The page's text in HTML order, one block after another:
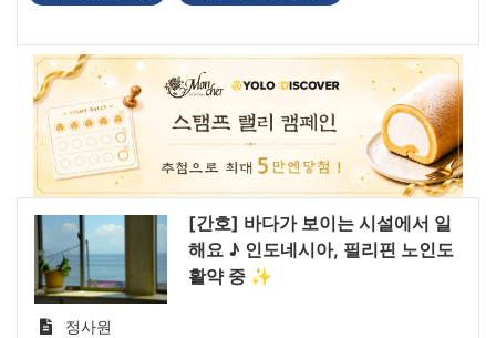
[간호] 바다가 보이는 시설에서 일
해요 ♪ 인도네시아, 필리핀 노인도
활약 중 ✨
정사원